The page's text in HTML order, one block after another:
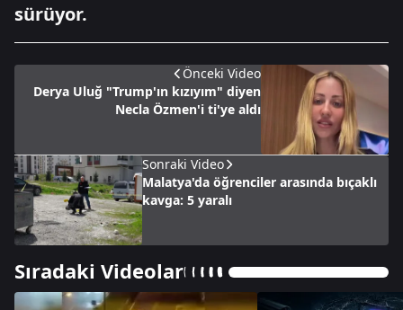
sürüyor.
Önceki Video
Derya Uluğ "Trump'ın kızıyım" diyen
Necla Özmen'i ti'ye aldı
Sonraki Video
Malatya'da öğrenciler arasında bıçaklı
kavga: 5 yaralı
Sıradaki Videolar